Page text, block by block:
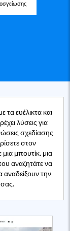
τα ευέλικτα και
λύσεις για
σχεδίασης
στον
μπουτίκ, μια
αναζητάτε να
αναδείξουν την